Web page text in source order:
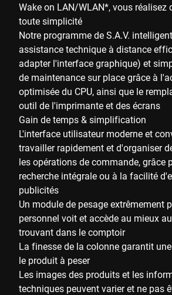
Wake on LAN/WLAN*, vous réalisez
toute simplicité
Notre programme de S.A.V.
assistance technique à distance
adapter l'interface graphique) et
de maintenance sur place grâce à
optimisée du CPU, ainsi que le
outil de l'imprimante et des écrans
Gain de temps & simplification
L'interface utilisateur moderne et
travailler rapidement et d'organiser
les opérations de commande, grâce
recherche intégrale ou à la facilité
publicités
Un module de pesage extrêmement
personnel voit et accède au mieux
trouvant dans le comptoir
La finesse de la colonne garantit
le produit à peser
Les images des produits et les
techniques peuvent varier et ne pas